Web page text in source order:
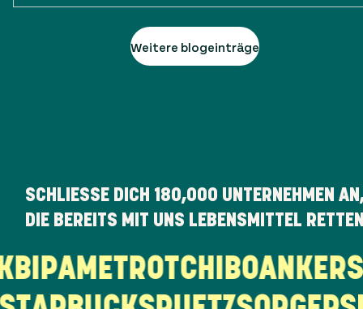
Weitere blogeinträge
SCHLIESSE DICH 180,000 UNTERNEHMEN
DIE BEREITS MIT UNS LEBENSMITTEL
BIPA METROTCHIBO